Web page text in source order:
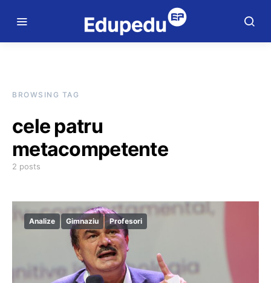
BROWSING TAG
cele patru
metacompetente
2 posts
Analize Gimnaziu Profesori